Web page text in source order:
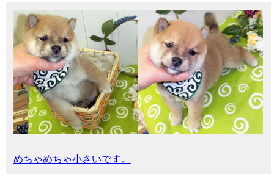
めちゃめちゃ小さいです。